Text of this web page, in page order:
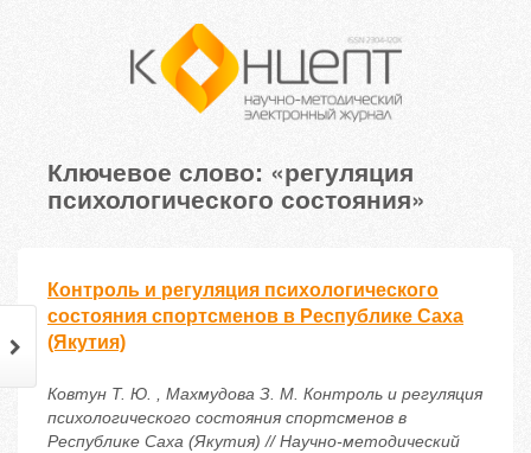
Ключевое слово: «регуляция
психологического состояния»
Контроль и регуляция психологического
состояния спортсменов в Республике Саха
(Якутия)
Ковтун Т. Ю. , Махмудова З. М. Контроль и регуляция
психологического состояния спортсменов в
Республике Саха (Якутия) // Научно-методический